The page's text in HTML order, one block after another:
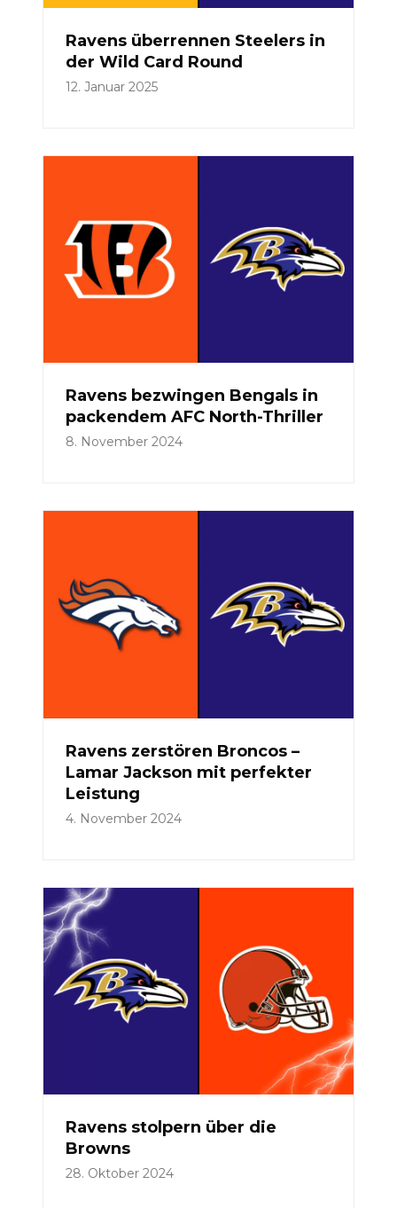
Ravens überrennen Steelers in
der Wild Card Round
12. Januar 2025
Ravens bezwingen Bengals in
packendem AFC North-Thriller
8. November 2024
Ravens zerstören Broncos –
Lamar Jackson mit perfekter
Leistung
4. November 2024
Ravens stolpern über die
Browns
28. Oktober 2024